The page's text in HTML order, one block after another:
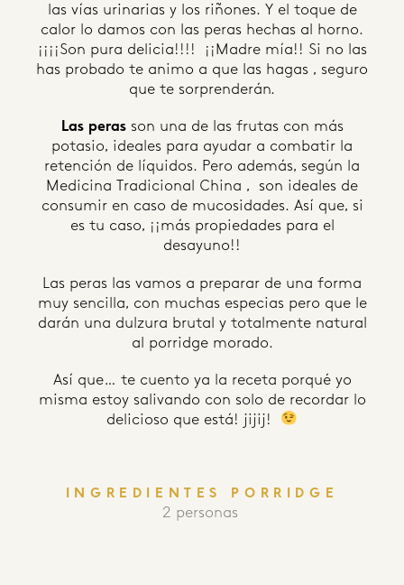
las vías urinarias y los riñones. Y el toque de
calor lo damos con las peras hechas al horno.
¡¡¡¡Son pura delicia!!!! ¡¡Madre mía!! Si no las
has probado te animo a que las hagas , seguro
que te sorprenderán.
Las perasson una de las frutas con más
potasio, ideales para ayudar a combatir la
retención de líquidos. Pero además, según la
Medicina Tradicional China , son ideales de
consumir en caso de mucosidades. Así que, si
es tu caso, ¡¡más propiedades para el
desayuno!!
Las peras las vamos a preparar de una forma
muy sencilla, con muchas especias pero que le
darán una dulzura brutal y totalmente natural
al porridge morado.
Así que… te cuento ya la receta porqué yo
misma estoy salivando con solo de recordar lo
delicioso que está! jijij!
INGREDIENTES PORRIDGE
2 personas